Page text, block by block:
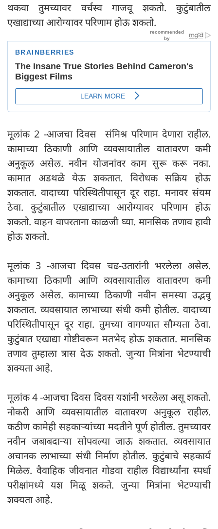
थकवा तुमच्यावर वर्चस्व गाजवू शकतो. कुटुंबातील
एखाद्याच्या आरोग्यावर परिणाम होऊ शकतो.
मूलांक 2 -आजचा दिवस संमिश्र परिणाम देणारा राहील.
कामाच्या ठिकाणी आणि व्यवसायातील वातावरण कमी
अनुकूल असेल. नवीन योजनांवर काम सुरू करू नका.
कामात अडथळे येऊ शकतात. विरोधक सक्रिय होऊ
शकतात. वादाच्या परिस्थितीपासून दूर राहा. मनावर संयम
ठेवा. कुटुंबातील एखाद्याच्या आरोग्यावर परिणाम होऊ
शकतो. वाहन वापरताना काळजी घ्या. मानसिक तणाव हावी
होऊ शकतो.
मूलांक 3 -आजचा दिवस चढ-उतारांनी भरलेला असेल.
कामाच्या ठिकाणी आणि व्यवसायातील वातावरण कमी
अनुकूल असेल. कामाच्या ठिकाणी नवीन समस्या उद्भवू
शकतात. व्यवसायात लाभाच्या संधी कमी होतील. वादाच्या
परिस्थितीपासून दूर राहा. तुमच्या वागण्यात सौम्यता ठेवा.
कुटुंबात एखाद्या गोष्टीवरून मतभेद होऊ शकतात. मानसिक
तणाव तुम्हाला त्रास देऊ शकतो. जुन्या मित्रांना भेटण्याची
शक्यता आहे.
मूलांक 4 -आजचा दिवस दिवस यशांनी भरलेला असू शकतो.
नोकरी आणि व्यवसायातील वातावरण अनुकूल राहील.
कठीण कामेही सहकाऱ्यांच्या मदतीने पूर्ण होतील. तुमच्यावर
नवीन जबाबदाऱ्या सोपवल्या जाऊ शकतात. व्यवसायात
अचानक लाभाच्या संधी निर्माण होतील. कुटुंबाचे सहकार्य
मिळेल. वैवाहिक जीवनात गोडवा राहील विद्यार्थ्यांना स्पर्धा
परीक्षांमध्ये यश मिळू शकते. जुन्या मित्रांना भेटण्याची
शक्यता आहे.